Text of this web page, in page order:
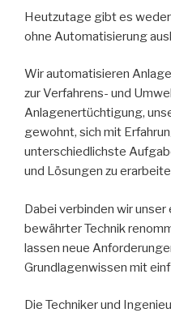
Heutzutage gibt es
ohne Automatisierung
Wir automatisieren
zur Verfahrens- und
Anlagenertüchtigung,
gewohnt, sich mit
unterschiedlichste
und Lösungen zu
Dabei verbinden wir
bewährter Technik
lassen neue
Grundlagenwissen mit
Die Techniker und